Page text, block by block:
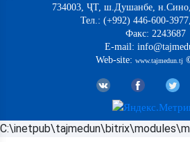
734003, ҶТ, ш.Душанбе,
Тел.: (+992) 446-600-
Факс: 2243687
E-mail:
Web-site: www.tajmedun.tj